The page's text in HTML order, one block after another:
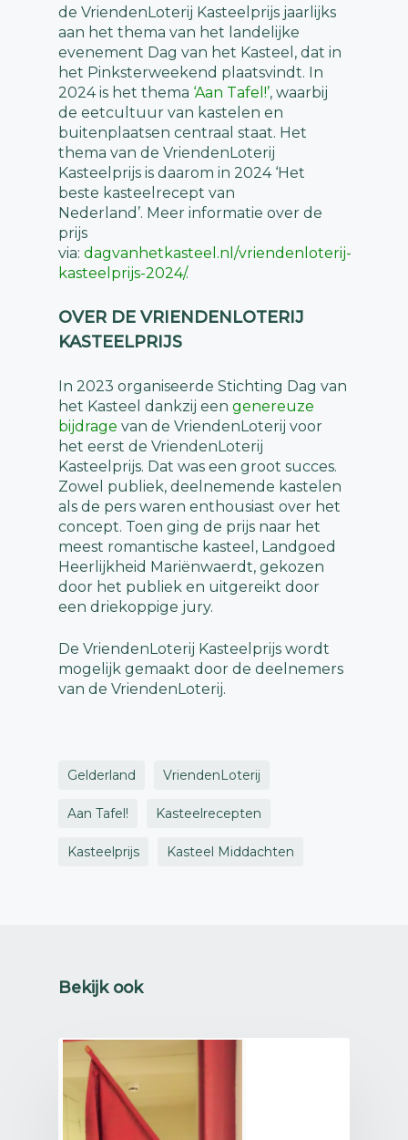
de VriendenLoterij Kasteelprijs jaarlijks
aan het thema van het landelijke
evenement Dag van het Kasteel, dat in
het Pinksterweekend plaatsvindt. In
2024 is het thema ‘Aan Tafel!’, waarbij
de eetcultuur van kastelen en
buitenplaatsen centraal staat. Het
thema van de VriendenLoterij
Kasteelprijs is daarom in 2024 ‘Het
beste kasteelrecept van
Nederland’. Meer informatie over de
prijs
via:dagvanhetkasteel.nl/vriendenloterij-
kasteelprijs-2024/.
OVER DE VRIENDENLOTERIJ
KASTEELPRIJS
In 2023 organiseerde Stichting Dag van
het Kasteel dankzij eengenereuze
bijdrage van de VriendenLoterij voor
het eerst de VriendenLoterij
Kasteelprijs. Dat was een groot succes.
Zowel publiek, deelnemende kastelen
als de pers waren enthousiast over het
concept. Toen ging de prijs naar het
meest romantische kasteel, Landgoed
Heerlijkheid Mariënwaerdt, gekozen
door het publiek en uitgereikt door
een driekoppige jury.
De VriendenLoterij Kasteelprijs wordt
mogelijk gemaakt door de deelnemers
van de VriendenLoterij.
Gelderland VriendenLoterij
Aan Tafel! Kasteelrecepten
Kasteelprijs Kasteel Middachten
Bekijk ook